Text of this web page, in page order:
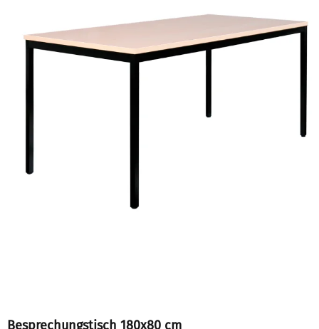
Besprechungstisch 180x80 cm